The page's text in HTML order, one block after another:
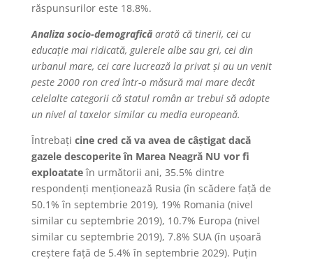
răspunsurilor este 18.8%.
Analiza socio-demograficăarată că tinerii, cei cu
educație mai ridicată, gulerele albe sau gri, cei din
urbanul mare, cei care lucrează la privat și au un venit
peste 2000 ron cred într-o măsură mai mare decât
celelalte categorii că statul român ar trebui să adopte
un nivel al taxelor similar cu media europeană.
Întrebați cine cred că va avea de câștigat dacă
gazele descoperite în Marea Neagră NU vor fi
exploatateîn următorii ani, 35.5% dintre
respondenți menționează Rusia (în scădere față de
50.1% în septembrie 2019), 19% Romania (nivel
similar cu septembrie 2019), 10.7% Europa (nivel
similar cu septembrie 2019), 7.8% SUA (în ușoară
creștere față de 5.4% în septembrie 2029). Puțin